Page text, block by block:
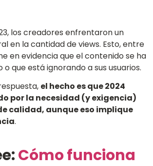
los creadores enfrentaron un
en la cantidad de views. Esto, entre
en evidencia que el contenido se ha
que está ignorando a sus usuarios.
el hecho es que 2024
por la necesidad (y exigencia)
calidad, aunque eso implique
.
Cómo funciona